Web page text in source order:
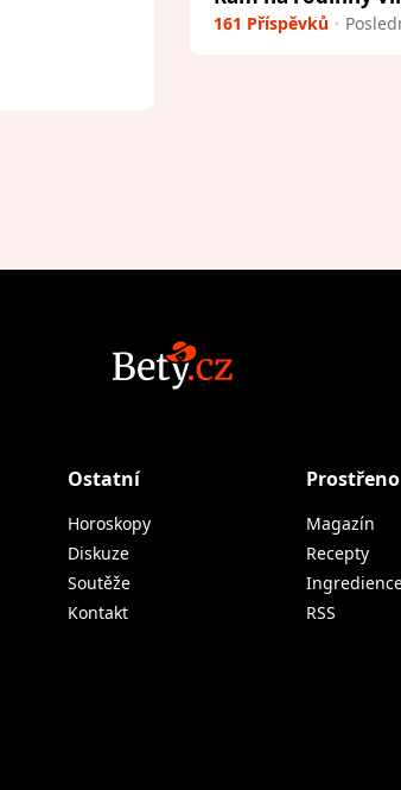
161 Příspěvků
Ostatní
Horoskopy
Diskuze
Soutěže
Kontakt
Prostřeno
Magazín
Recepty
RSS